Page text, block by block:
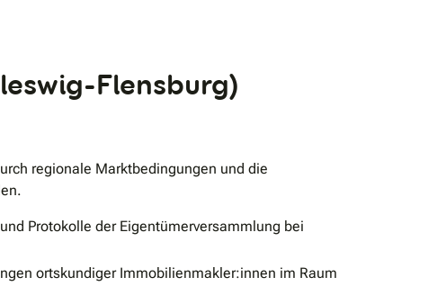
Flensburg)
regionale Marktbedingungen und die
Protokolle der Eigentümerversammlung bei
ortskundiger Immobilienmakler:innen im Raum